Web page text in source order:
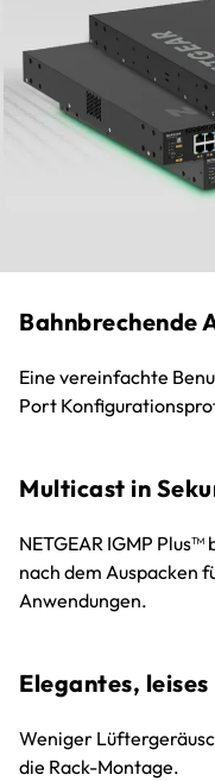
Bahnbrechende
Eine vereinfachte
Port
Multicast in
NETGEAR IGMP
nach dem Auspacken
Anwendungen.
Elegantes, leises
Weniger
die Rack-Montage.